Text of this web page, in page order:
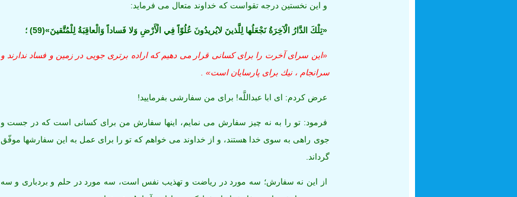
و اين نخستين درجه تقواست كه خداوند متعال مى ‏فرمايد:
«تِلْكَ الدَّارُ الْآخِرَةُ نَجْعَلُها لِلَّذينَ لايُريدُونَ عُلُوّاً فِي الْأَرْضِ وَلا فَساداً وَالْعاقِبَةُ لِلْمُتَّقينَ»(59) ؛
«اين سراى آخرت را براى كسانى قرار مى ‏دهيم كه اراده برترى ‏جويى در زمين و فساد ندارند و
سرانجام ، نيك براى پارسايان است» .
عرض كردم: اى ابا عبداللَّه! براى من سفارشى بفرماييد!
فرمود: تو را به نه چيز سفارش مى ‏نمايم، اينها سفارش من براى كسانى است كه در جست و
جوى راهى به سوى خدا هستند، و از خداوند مى ‏خواهم كه تو را براى عمل به اين سفارشها موفّق
گرداند.
از اين نه سفارش؛ سه مورد در رياضت و تهذيب نفس است، سه مورد در حلم و بردبارى و سه